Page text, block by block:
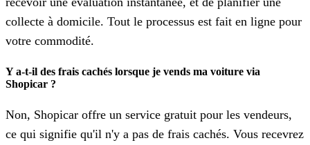
collecte à domicile. Tout le processus est fait en ligne pour
votre commodité.
Y a-t-il des frais cachés lorsque je vends ma voiture via
Shopicar ?
Non, Shopicar offre un service gratuit pour les vendeurs,
ce qui signifie qu'il n'y a pas de frais cachés. Vous recevrez